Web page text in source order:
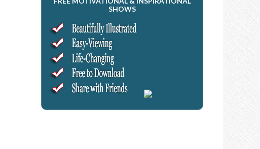
SHOWS